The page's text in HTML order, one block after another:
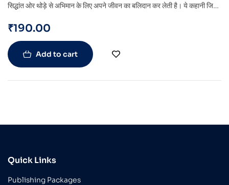
सिद्धांत ओर थोड़े से अभिमान के लिए अपने जीवन का बलिदान कर लेती है। ये कहानी जिस
हैं। किस तरह की सोच है जो हमारी जीने की इच्छा को खत्म कर देती है।
₹190.00
Add to cart
Quick Links
Publishing Packages